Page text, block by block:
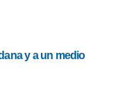
y a un medio